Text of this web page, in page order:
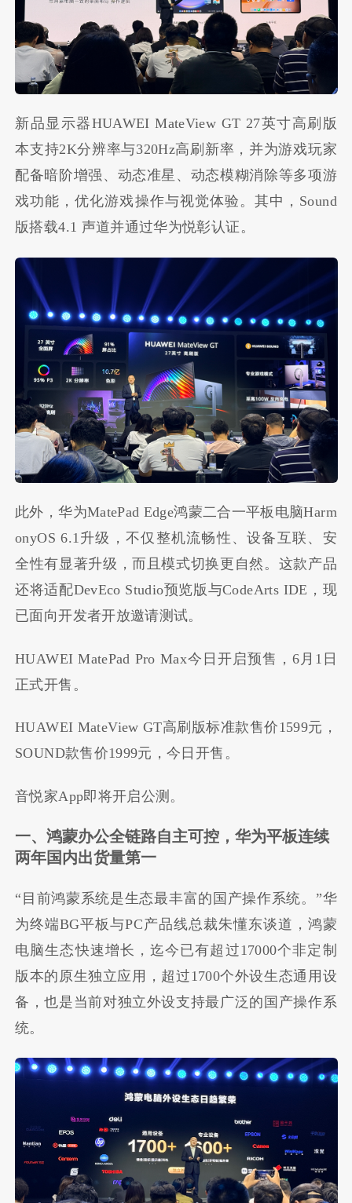
新品显示器HUAWEI MateView GT 27英寸高刷版
本支持2K分辨率与320Hz高刷新率，并为游戏玩家
配备暗阶增强、动态准星、动态模糊消除等多项游
戏功能，优化游戏操作与视觉体验。其中，Sound
版搭载4.1 声道并通过华为悦彰认证。
此外，华为MatePad Edge鸿蒙二合一平板电脑Harm
onyOS 6.1升级，不仅整机流畅性、设备互联、安
全性有显著升级，而且模式切换更自然。这款产品
还将适配DevEco Studio预览版与CodeArts IDE，现
已面向开发者开放邀请测试。
HUAWEI MatePad Pro Max今日开启预售，6月1日
正式开售。
HUAWEI MateView GT高刷版标准款售价1599元，
SOUND款售价1999元，今日开售。
音悦家App即将开启公测。
一、鸿蒙办公全链路自主可控，华为平板连续
两年国内出货量第一
“目前鸿蒙系统是生态最丰富的国产操作系统。”华
为终端BG平板与PC产品线总裁朱懂东谈道，鸿蒙
电脑生态快速增长，迄今已有超过17000个非定制
版本的原生独立应用，超过1700个外设生态通用设
备，也是当前对独立外设支持最广泛的国产操作系
统。